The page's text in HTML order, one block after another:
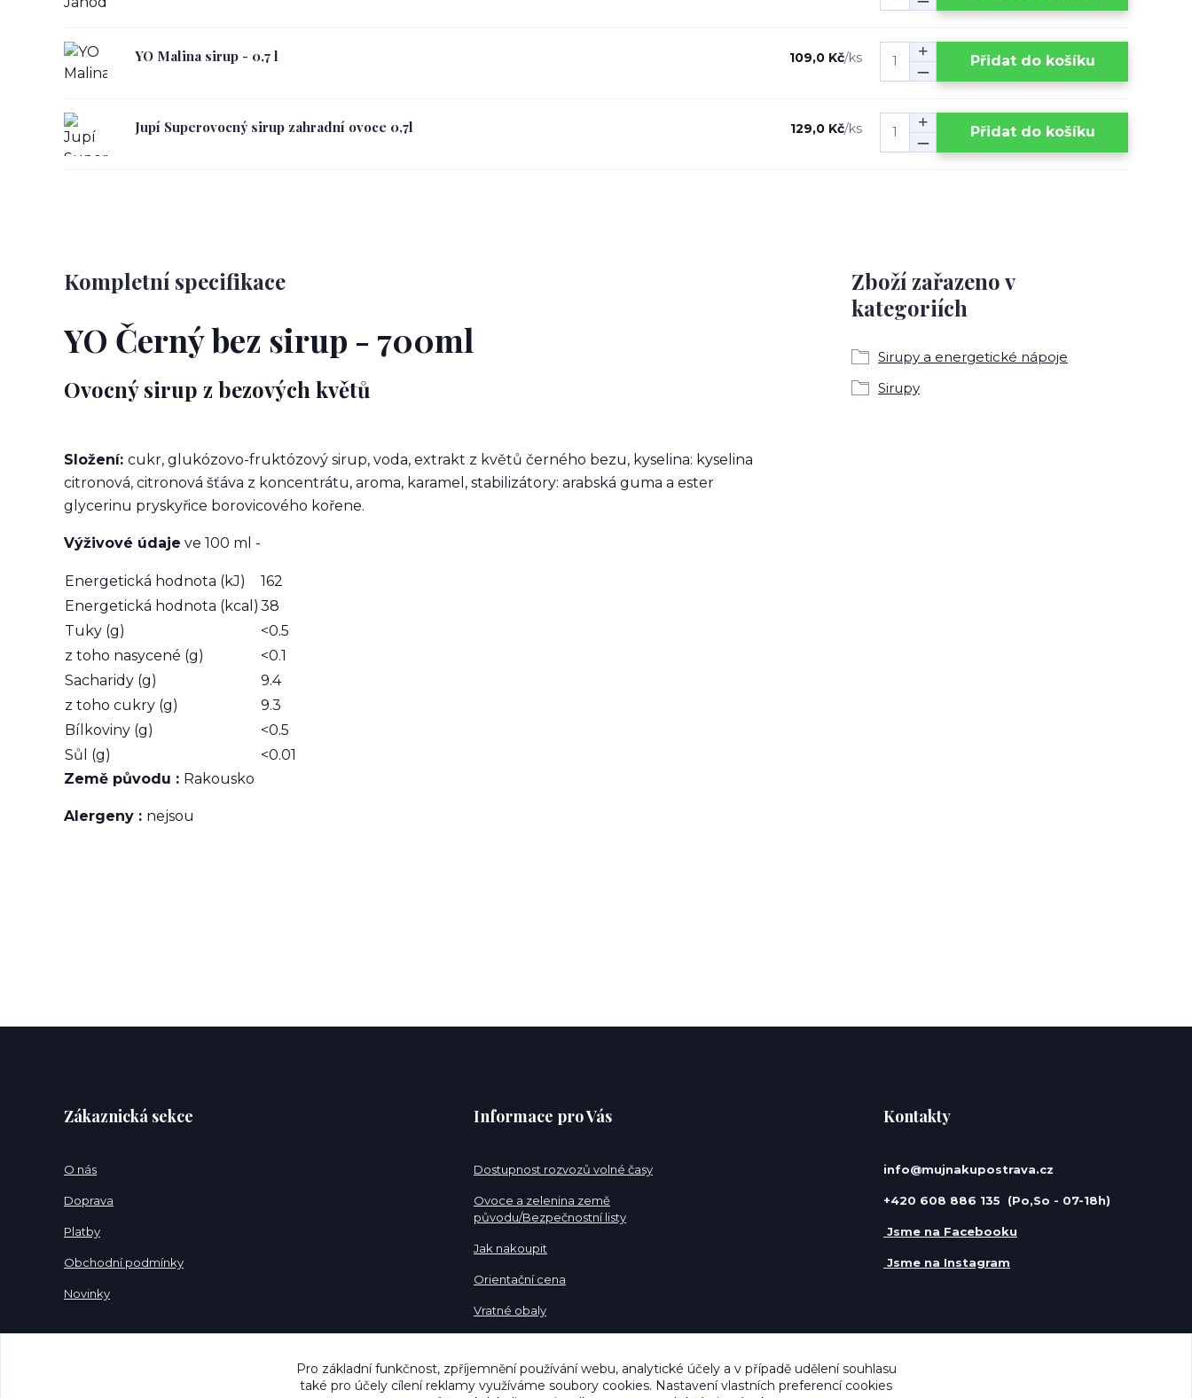
YO Malina sirup - 0,7 l 109,0 Kč/ks Přidat do košíku
Jupí Superovocný sirup zahradní ovoce 0,7l 129,0 Kč/ks Přidat do košíku
Kompletní specifikace
YO Černý bez sirup - 700ml
Ovocný sirup z bezových květů
Složení: cukr, glukózovo-fruktózový sirup, voda, extrakt z květů černého bezu, kyselina: kyselina
citronová, citronová šťáva z koncentrátu, aroma, karamel, stabilizátory: arabská guma a ester
glycerinu pryskyřice borovicového kořene.
Výživové údaje ve 100 ml -
Energetická hodnota (kJ)
162
Energetická hodnota (kcal) 38
Tuky (g)
<0.5
z toho nasycené (g)
<0.1
Sacharidy (g)
9.4
z toho cukry (g)
9.3
Bílkoviny (g)
<0.5
Sůl (g)
<0.01
Země původu : Rakousko
Alergeny : nejsou
Zboží zařazeno v
kategoriích
Sirupy a energetické nápoje
Sirupy
Zákaznická sekce
O nás
Doprava
Platby
Obchodní podmínky
Novinky
Informace pro Vás
Dostupnost rozvozů volné časy
Ovoce a zelenina země
původu/Bezpečnostní listy
Jak nakoupit
Orientační cena
Vratné obaly
Kontakty
info@mujnakupostrava.cz
+420 608 886 135 (Po,So - 07-18h)
Jsme na Facebooku
Jsme na Instagram
Pro základní funkčnost, zpříjemnění používání webu, analytické účely a v případě udělení souhlasu
také pro účely cílení reklamy využíváme soubory cookies. Nastavení vlastních preferencí cookies